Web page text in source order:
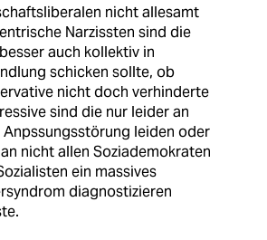
nicht allesamt
Narzissten sind die
auch kollektiv in
schicken sollte, ob
nicht doch verhinderte
sind die nur leider an
Anpssungsstörung leiden oder
nicht allen Soziademokraten
ein massives
diagnostizieren